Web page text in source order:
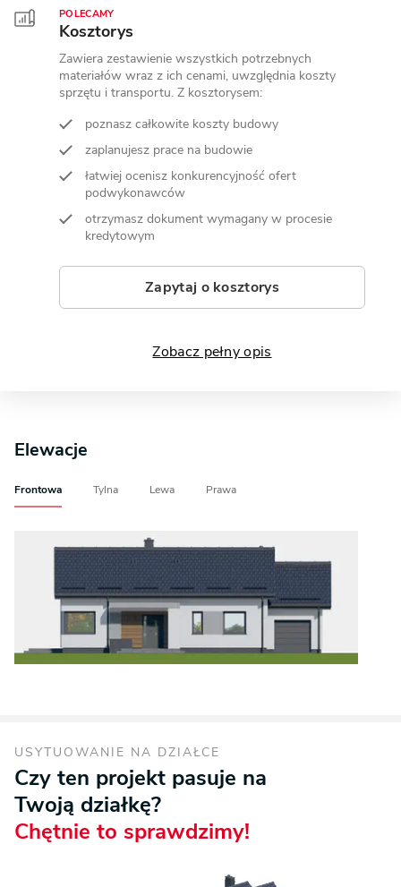
POLECAMY
Kosztorys
Zawiera zestawienie wszystkich potrzebnych
materiałów wraz z ich cenami, uwzględnia koszty
sprzętu i transportu. Z kosztorysem:
poznasz całkowite koszty budowy
zaplanujesz prace na budowie
łatwiej ocenisz konkurencyjność ofert
podwykonawców
otrzymasz dokument wymagany w procesie
kredytowym
Zapytaj o kosztorys
Zobacz pełny opis
Elewacje
Frontowa Tylna Lewa Prawa
USYTUOWANIE NA DZIAŁCE
Czy ten projekt pasuje na
Twoją działkę?
Chętnie to sprawdzimy!